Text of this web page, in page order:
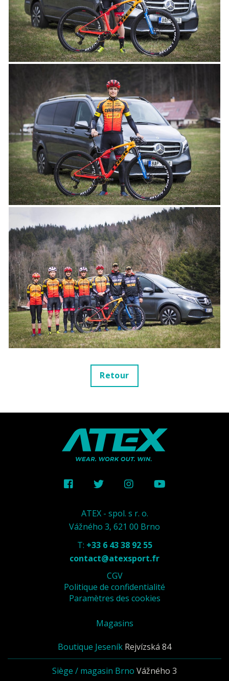
Retour
ATEX - spol. s r. o.
Vážného 3, 621 00 Brno
T: +33 6 43 38 92 55
contact@atexsport.fr
CGV
Politique de confidentialité
Paramètres des cookies
Magasins
Boutique Jeseník Rejvízská 84
Siège / magasin Brno Vážného 3